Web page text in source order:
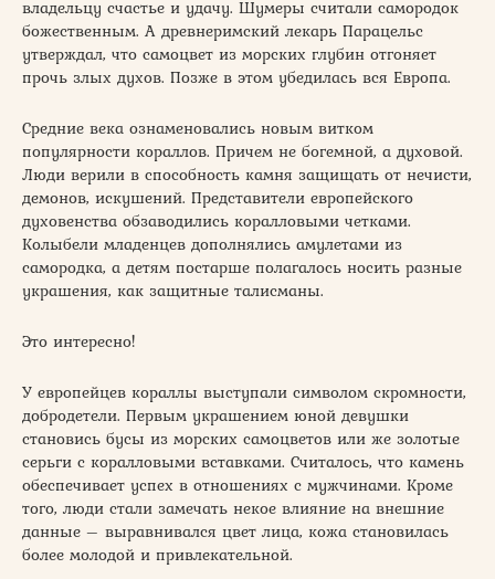
владельцу счастье и удачу. Шумеры считали самородок
божественным. А древнеримский лекарь Парацельс
утверждал, что самоцвет из морских глубин отгоняет
прочь злых духов. Позже в этом убедилась вся Европа.
Средние века ознаменовались новым витком
популярности кораллов. Причем не богемной, а духовой.
Люди верили в способность камня защищать от нечисти,
демонов, искушений. Представители европейского
духовенства обзаводились коралловыми четками.
Колыбели младенцев дополнялись амулетами из
самородка, а детям постарше полагалось носить разные
украшения, как защитные талисманы.
Это интересно!
У европейцев кораллы выступали символом скромности,
добродетели. Первым украшением юной девушки
становись бусы из морских самоцветов или же золотые
серьги с коралловыми вставками. Считалось, что камень
обеспечивает успех в отношениях с мужчинами. Кроме
того, люди стали замечать некое влияние на внешние
данные – выравнивался цвет лица, кожа становилась
более молодой и привлекательной.